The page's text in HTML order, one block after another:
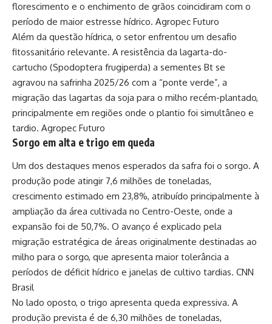
florescimento e o enchimento de grãos coincidiram com o
período de maior estresse hídrico. Agropec Futuro
Além da questão hídrica, o setor enfrentou um desafio
fitossanitário relevante. A resistência da lagarta-do-
cartucho (Spodoptera frugiperda) a sementes Bt se
agravou na safrinha 2025/26 com a “ponte verde”, a
migração das lagartas da soja para o milho recém-plantado,
principalmente em regiões onde o plantio foi simultâneo e
tardio. Agropec Futuro
Sorgo em alta e trigo em queda
Um dos destaques menos esperados da safra foi o sorgo. A
produção pode atingir 7,6 milhões de toneladas,
crescimento estimado em 23,8%, atribuído principalmente à
ampliação da área cultivada no Centro-Oeste, onde a
expansão foi de 50,7%. O avanço é explicado pela
migração estratégica de áreas originalmente destinadas ao
milho para o sorgo, que apresenta maior tolerância a
períodos de déficit hídrico e janelas de cultivo tardias. CNN
Brasil
No lado oposto, o trigo apresenta queda expressiva. A
produção prevista é de 6,30 milhões de toneladas,